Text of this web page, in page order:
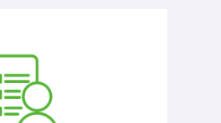
sejarah permohonan